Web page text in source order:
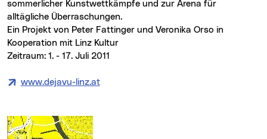
sommerlicher Kunstwettkämpfe und zur Arena für
alltägliche Überraschungen.
Ein Projekt von Peter Fattinger und Veronika Orso in
Kooperation mit Linz Kultur
Zeitraum: 1. - 17. Juli 2011
www.dejavu-linz.at(neues Fenster)